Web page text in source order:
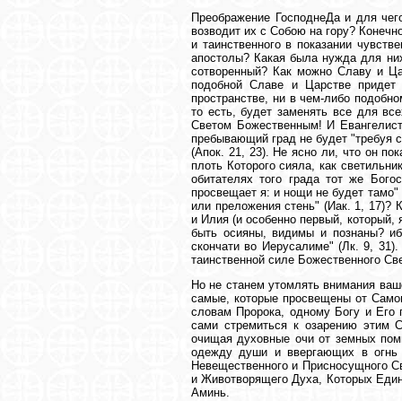
Преображение ГосподнеДа и для
возводит их с Собою на гору?
и таинственного в показании
апостолы? Какая была нужда для
сотворенный? Как можно Славу и
подобной Славе и Царстве
пространстве, ни в чем-либо
то есть, будет заменять все для
Светом Божественным! И
пребывающий град не будет "требуя
(Апок. 21, 23). Не ясно ли, что он
плоть Которого сияла, как
обитателях того града тот же
просвещает я: и нощи не будет тамо"
или преложения стень" (Иак. 1, 17)?
и Илия (и особенно первый, который,
быть осияны, видимы и познаны?
скончати во Иерусалиме" (Лк. 9,
таинственной силе Божественного
Но не станем утомлять внимания
самые, которые просвещены от
словам Пророка, одному Богу и
сами стремиться к озарению этим
очищая духовные очи от земных
одежду души и ввергающих в огнь
Невещественного и Присносущного
и Животворящего Духа, Которых
Аминь.